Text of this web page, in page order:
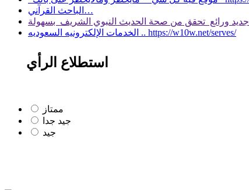
الباحث القرآني…
الخدمات الإلكترونيه السعوديه .. https://w10w.net/serves/
استطلاع الرأي
ممتاز
جيد جدا
جيد